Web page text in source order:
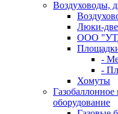
Воздуховоды,
Люки-
ООО
-
-
Хомуты
Газобаллонное
оборудование